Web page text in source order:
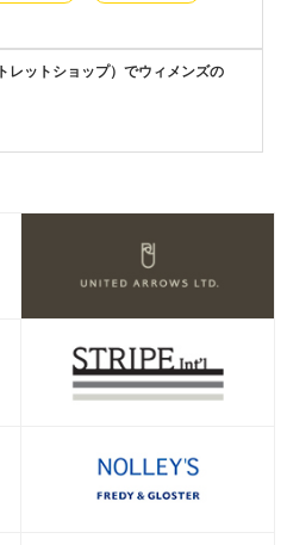
レットショップ）でウィメンズの